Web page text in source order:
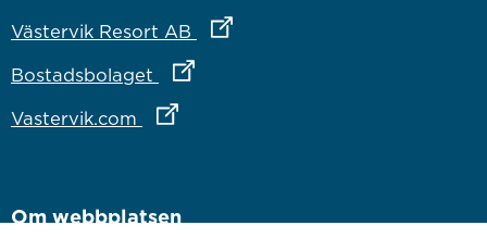
Västervik Resort AB Länk till annan webbplats
Bostadsbolaget Länk till annan webbplats
Vastervik.com Länk till annan webbplats
Om webbplatsen